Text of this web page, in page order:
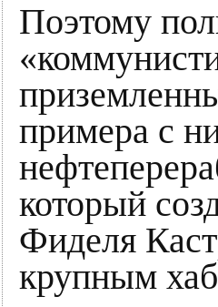
Поэтому
примера с
который
Фиделя
крупным